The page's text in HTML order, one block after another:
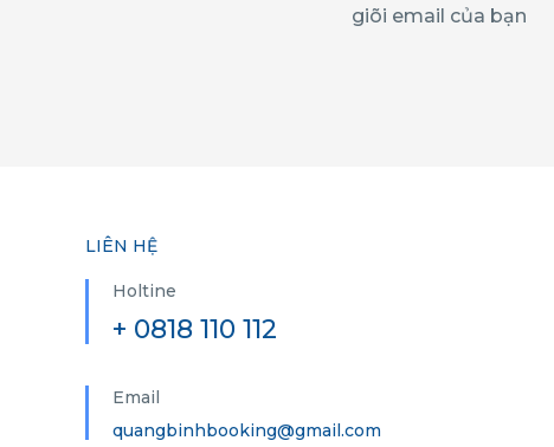
giõi email của bạn
LIÊN HỆ
Holtine
+ 0818 110 112
Email
quangbinhbooking@gmail.com